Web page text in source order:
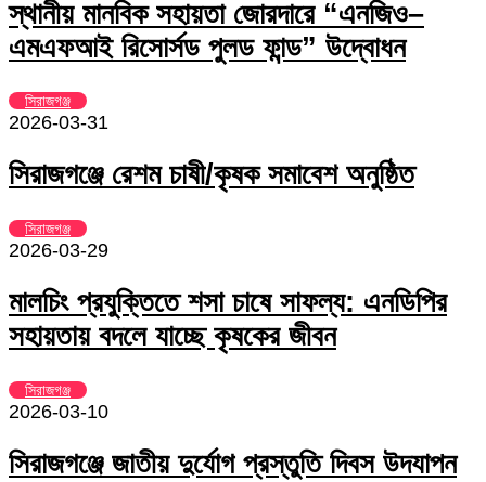
স্থানীয় মানবিক সহায়তা জোরদারে “এনজিও–
এমএফআই রিসোর্সড পুলড ফান্ড” উদ্বোধন
সিরাজগঞ্জ
2026-03-31
সিরাজগঞ্জে রেশম চাষী/কৃষক সমাবেশ অনুষ্ঠিত
সিরাজগঞ্জ
2026-03-29
মালচিং প্রযুক্তিতে শসা চাষে সাফল্য: এনডিপির
সহায়তায় বদলে যাচ্ছে কৃষকের জীবন
সিরাজগঞ্জ
2026-03-10
সিরাজগঞ্জে জাতীয় দুর্যোগ প্রস্তুতি দিবস উদযাপন